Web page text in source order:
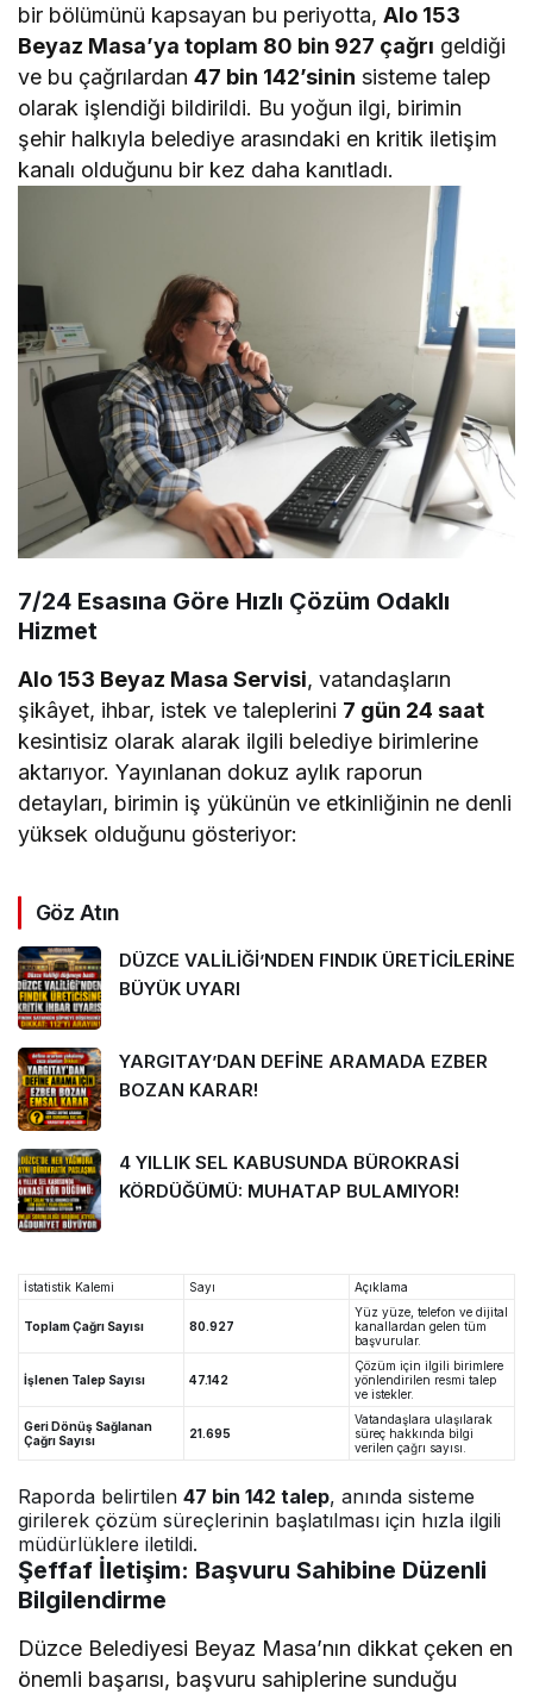
bir bölümünü kapsayan bu periyotta,Alo 153
Beyaz Masa’ya toplam 80 bin 927 çağrı geldiği
ve bu çağrılardan47 bin 142’sinin sisteme talep
olarak işlendiği bildirildi. Bu yoğun ilgi, birimin
şehir halkıyla belediye arasındaki en kritik iletişim
kanalı olduğunu bir kez daha kanıtladı.
7/24 Esasına Göre Hızlı Çözüm Odaklı
Hizmet
Alo 153 Beyaz Masa Servisi, vatandaşların
şikâyet, ihbar, istek ve taleplerini 7 gün 24 saat
kesintisiz olarak alarak ilgili belediye birimlerine
aktarıyor. Yayınlanan dokuz aylık raporun
detayları, birimin iş yükünün ve etkinliğinin ne denli
yüksek olduğunu gösteriyor:
Göz Atın
DÜZCE VALİLİĞİ’NDEN FINDIK ÜRETİCİLERİNE
BÜYÜK UYARI
YARGITAY’DAN DEFİNE ARAMADA EZBER
BOZAN KARAR!
4 YILLIK SEL KABUSUNDA BÜROKRASİ
KÖRDÜĞÜMÜ: MUHATAP BULAMIYOR!
İstatistik Kalemi Sayı Açıklama
Toplam Çağrı Sayısı 80.927
Yüz yüze, telefon ve dijital
kanallardan gelen tüm
başvurular.
İşlenen Talep Sayısı 47.142
Çözüm için ilgili birimlere
yönlendirilen resmi talep
ve istekler.
Geri Dönüş Sağlanan
Çağrı Sayısı
21.695
Vatandaşlara ulaşılarak
süreç hakkında bilgi
verilen çağrı sayısı.
Raporda belirtilen47 bin 142 talep, anında sisteme
girilerek çözüm süreçlerinin başlatılması için hızla ilgili
müdürlüklere iletildi.
Şeffaf İletişim: Başvuru Sahibine Düzenli
Bilgilendirme
Düzce Belediyesi Beyaz Masa’nın dikkat çeken en
önemli başarısı, başvuru sahiplerine sunduğu